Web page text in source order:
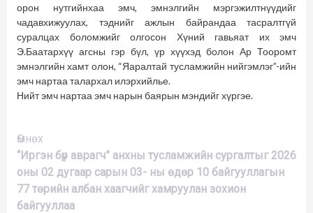
орон нутгийнхаа эмч, эмнэлгийн мэргэжилтнүүдийг
чадавхижуулах, тэднийг ажлын байрандаа тасралтгүй
суралцах боломжийг олгосон Хүний гавьяат их эмч
Э.Баатархүү агсны гэр бүл, үр хүүхэд болон Ар Тооромт
эмнэлгийн хамт олон, “Яаралтай тусламжийн нийгэмлэг”-ийн
эмч нартаа талархал илэрхийлье.
Нийт эмч нартаа эмч нарын баярын мэндийг хүргэе.
Үргэлжлүүлэх
Өмнөх
“Иргэн бүр аврагч” анхны тусламжийн сургалтыг 2026
оны 02 дугаар сарын 03- ны өдөр 10 байгууллагын
77 төрийн албан хаагчийг хамруулан зохион
байгууллаа